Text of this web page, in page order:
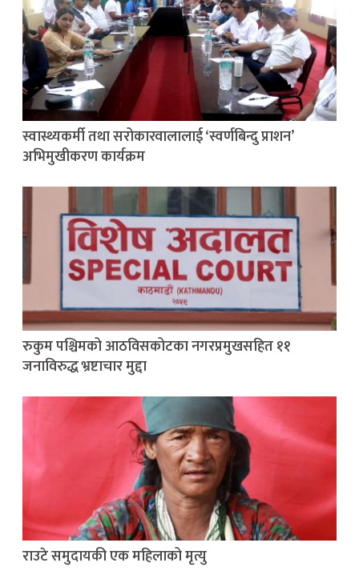
स्वास्थ्यकर्मी तथा सरोकारवालालाई ‘स्वर्णबिन्दु प्राशन’
अभिमुखीकरण कार्यक्रम
रुकुम पश्चिमको आठविसकोटका नगरप्रमुखसहित ११
जनाविरुद्ध भ्रष्टाचार मुद्दा
राउटे समुदायकी एक महिलाको मृत्यु